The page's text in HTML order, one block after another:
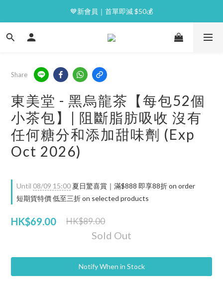
⭐逢星期一malluxe day｜7%購物金回贈
💙新會員｜首單即減 $50💰
⭐逢星期一malluxe day｜7%購物金回贈
Share
東美堂 - 黑烏龍茶【每包52個
小茶包】| 阻斷脂肪吸收 沒有
任何糖分和添加甜味劑 (Exp
Oct 2026)
Until 08/09 15:00 夏日驚喜賞｜滿$888 即享88折 on order
短期貨特價 低至三折 on selected products
HK$69.00 HK$89.00
Sold Out
Notify When in Stock